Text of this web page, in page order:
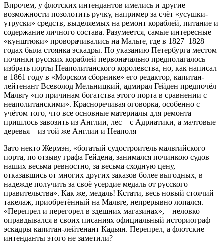
Впрочем, у флотских интендантов имелись и другие
возможности позолотить ручку, например за счёт «усушки-
утруски» средств, выделяемых на ремонт кораблей, питание и
содержание личного состава. Разумеется, самые интересные
«кунштюки» проворачивались на Мальте, где в 1827–1828
годах была стоянка эскадры. По указанию Петербурга местом
починки русских кораблей первоначально предполагалось
избрать порты Неаполитанского королевства, но, как написал
в 1861 году в «Морском сборнике» его редактор, капитан-
лейтенант Всеволод Мельницкий, адмирал Гейден предпочёл
Мальту «по причинам богатства этого порта в сравнении с
неаполитанскими». Красноречивая оговорка, особенно с
учётом того, что все основные материалы для ремонта
пришлось завозить из Англии, лес – с Адриатики, а мачтовые
деревья – из той же Англии и Неаполя
Зато некто Жермэн, «богатый судостроитель мальтийского
порта, по отзыву графа Гейдена, занимался починкою судов
наших весьма ревностно, за весьма сходную цену,
отказавшись от многих других заказов более выгодных, в
надежде получить за своё усердие медаль от русского
правительства». Как же, медаль! Кстати, весь новый стоячий
такелаж, приобретённый на Мальте, непрерывно лопался.
«Перепрел и перегорел в здешних магазинах», – неловко
оправдывался в своих писаниях официальный историограф
эскадры капитан-лейтенант Кадьян. Перепрел, а флотские
интенданты этого не заметили?